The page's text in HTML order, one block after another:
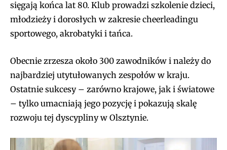
sięgają końca lat 80. Klub prowadzi szkolenie dzieci,
młodzieży i dorosłych w zakresie cheerleadingu
sportowego, akrobatyki i tańca.
Obecnie zrzesza około 300 zawodników i należy do
najbardziej utytułowanych zespołów w kraju.
Ostatnie sukcesy – zarówno krajowe, jak i światowe
– tylko umacniają jego pozycję i pokazują skalę
rozwoju tej dyscypliny w Olsztynie.